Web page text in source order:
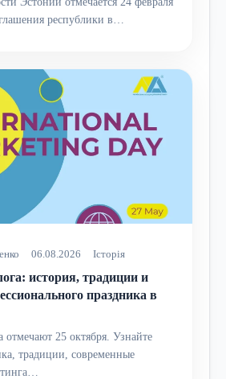
республики в…
06.08.2026 Історія
история, традиции и
праздника в
отмечают 25 октября. Узнайте
традиции, современные